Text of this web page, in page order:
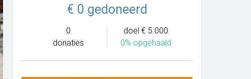
€ 0 gedoneerd
0
donaties
doel € 5.000
0% opgehaald